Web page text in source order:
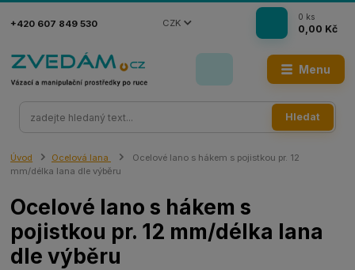
Menu
CZK
Hledat
+420 607 849 530
0 ks
0,00 Kč
Úvod Ocelová lana
Ocelové lano s hákem s pojistkou pr. 12
mm/délka lana dle výběru
Ocelové lano s hákem s
pojistkou pr. 12 mm/délka lana
dle výběru